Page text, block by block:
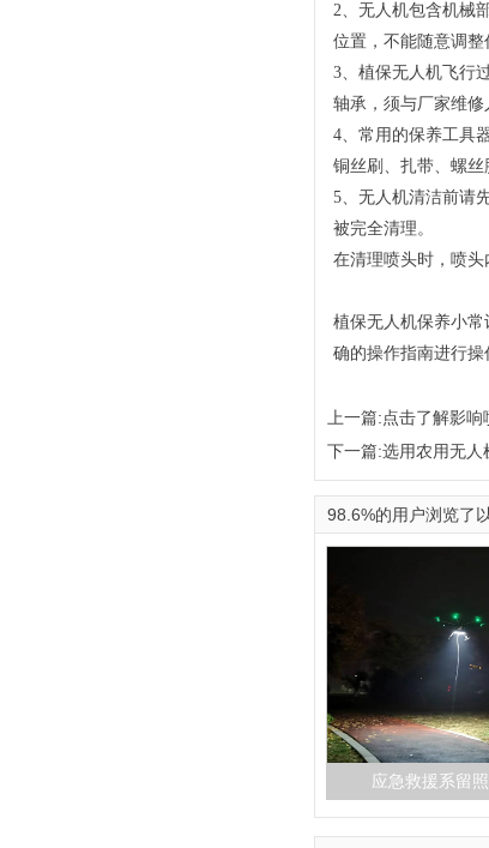
2、无人机包含机械
位置，不能随意调整
3、植保无人机飞行
轴承，须与厂家维修
4、常用的保养工具
铜丝刷、扎带、螺丝
5、无人机清洁前请
被完全清理。
在清理喷头时，喷
植保无人机保养小常
确的操作指南进行操
上一篇:点击了解影
下一篇:选用农用无人
98.6%的用户浏览了
应急救援系留